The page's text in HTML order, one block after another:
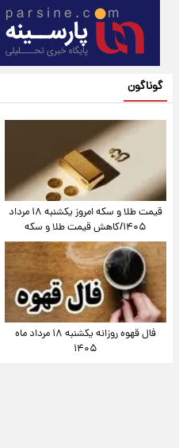
گوناگون
قیمت طلا و سکه امروز یکشنبه ۱۸ مرداد
۱۴۰۵/کاهش قیمت طلا و سکه
فال قهوه روزانه یکشنبه ۱۸ مرداد ماه
۱۴۰۵